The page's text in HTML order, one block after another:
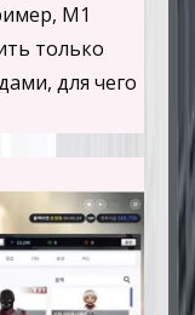
M1
только
для чего